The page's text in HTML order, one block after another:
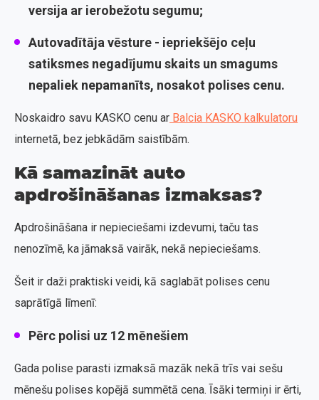
versija ar ierobežotu segumu;
Autovadītāja vēsture - iepriekšējo ceļu
satiksmes negadījumu skaits un smagums
nepaliek nepamanīts, nosakot polises cenu.
Noskaidro savu KASKO cenu ar Balcia KASKO kalkulatoru
internetā, bez jebkādām saistībām.
Kā samazināt auto
apdrošināšanas izmaksas?
Apdrošināšana ir nepieciešami izdevumi, taču tas
nenozīmē, ka jāmaksā vairāk, nekā nepieciešams.
Šeit ir daži praktiski veidi, kā saglabāt polises cenu
saprātīgā līmenī:
Pērc polisi uz 12 mēnešiem
Gada polise parasti izmaksā mazāk nekā trīs vai sešu
mēnešu polises kopējā summētā cena. Īsāki termiņi ir ērti,